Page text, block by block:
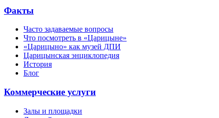
Факты
Часто задаваемые вопросы
Что посмотреть в «Царицыне»
«Царицыно» как музей ДПИ
Царицынская энциклопедия
История
Блог
Коммерческие услуги
Залы и площадки